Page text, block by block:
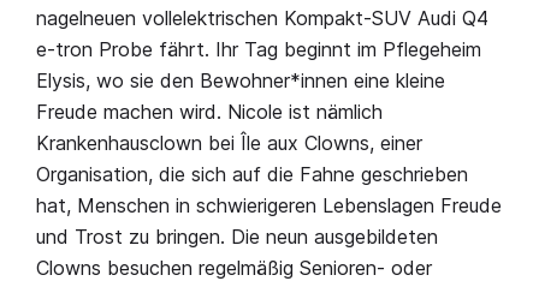
nagelneuen vollelektrischen Kompakt-SUV Audi Q4
e-tron Probe fährt. Ihr Tag beginnt im Pflegeheim
Elysis, wo sie den Bewohner*innen eine kleine
Freude machen wird. Nicole ist nämlich
Krankenhausclown bei Île aux Clowns, einer
Organisation, die sich auf die Fahne geschrieben
hat, Menschen in schwierigeren Lebenslagen Freude
und Trost zu bringen. Die neun ausgebildeten
Clowns besuchen regelmäßig Senioren- oder